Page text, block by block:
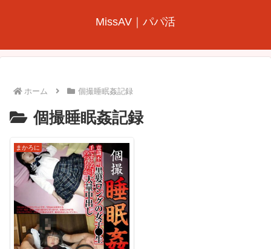
MissAV｜パパ活
ホーム 個撮睡眠姦記録
個撮睡眠姦記録
まかろに